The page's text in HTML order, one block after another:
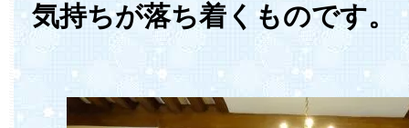
気持ちが落ち着くものです。